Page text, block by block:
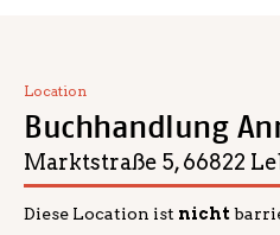
Location
Buchhandlung
Marktstraße 5, 66822
Diese Location ist nicht